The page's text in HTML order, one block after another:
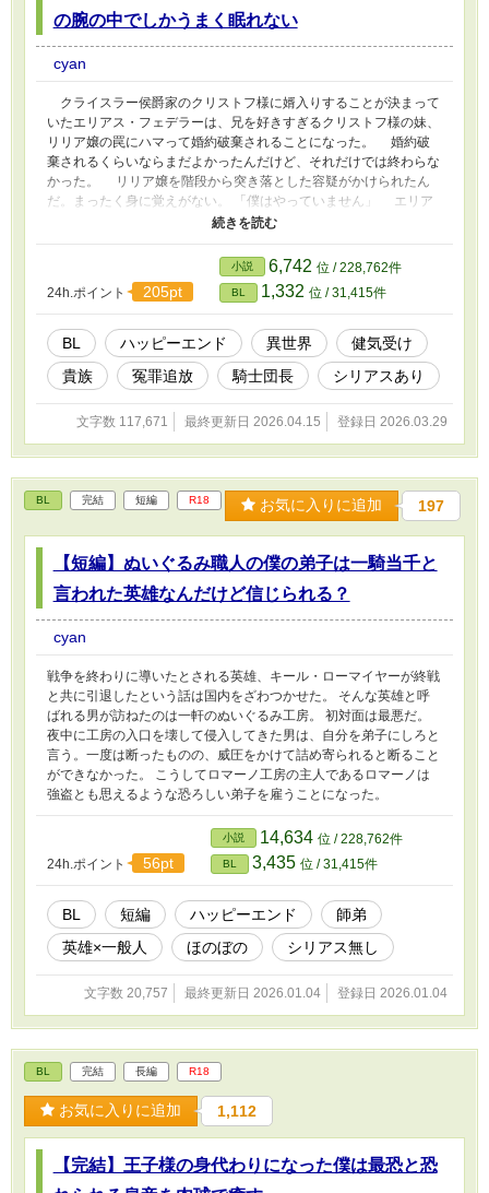
の腕の中でしかうまく眠れない
cyan
クライスラー侯爵家のクリストフ様に婿入りすることが決まって
いたエリアス・フェデラーは、兄を好きすぎるクリストフ様の妹、
リリア嬢の罠にハマって婚約破棄されることになった。 婚約破
棄されるくらいならまだよかったんだけど、それだけでは終わらな
かった。 リリア嬢を階段から突き落とした容疑がかけられたん
だ。まったく身に覚えがない。 「僕はやっていません」 エリア
スの声は誰にも届かなかった。 ──夢も希望も失い全てを諦めた
万字ちょっと超えるくらいの作品です ※他サイトにも掲載中
24h.ポイント 205pt
小説 6,742 位 / 228,762件
BL 1,332 位 / 31,415件
BL ハッピーエンド 異世界
健気受け
貴族
冤罪追放 騎士団長 シリアスあり
文字数 117,671 最終更新日 2026.04.15 登録日 2026.03.29
BL 完結 短編 R18 お気に入りに追加 197
【短編】ぬいぐるみ職人の僕の弟子は一騎当千と
言われた英雄なんだけど信じられる？
cyan
戦争を終わりに導いたとされる英雄、キール・ローマイヤーが終戦
と共に引退したという話は国内をざわつかせた。 そんな英雄と呼
ばれる男が訪ねたのは一軒のぬいぐるみ工房。 初対面は最悪だ。
夜中に工房の入口を壊して侵入してきた男は、自分を弟子にしろと
言う。一度は断ったものの、威圧をかけて詰め寄られると断ること
ができなかった。 こうしてロマーノ工房の主人であるロマーノは
強盗とも思えるような恐ろしい弟子を雇うことになった。
24h.ポイント 56pt
小説 14,634 位 / 228,762件
BL 3,435 位 / 31,415件
BL 短編 ハッピーエンド
師弟
英雄×一般人
ほのぼの シリアス無し
文字数 20,757 最終更新日 2026.01.04 登録日 2026.01.04
BL 完結 長編 R18
お気に入りに追加 1,112
【完結】王子様の身代わりになった僕は最恐と恐